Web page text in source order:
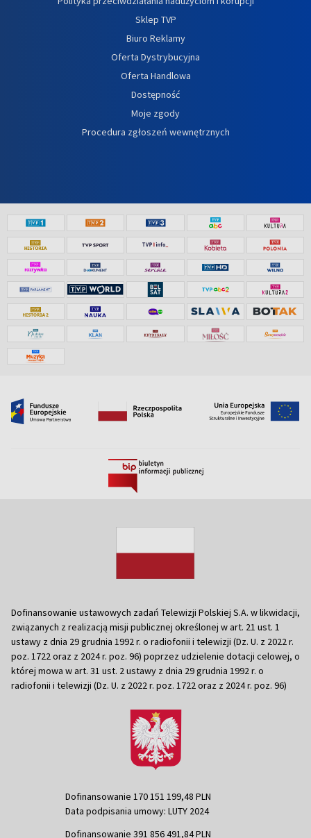
Sklep TVP
Biuro Reklamy
Oferta Dystrybucyjna
Oferta Handlowa
Dostępność
Moje zgody
Procedura zgłoszeń wewnętrznych
Dofinansowanie ustawowych zadań Telewizji Polskiej S.A. w likwidacji,
związanych z realizacją misji publicznej określonej w art. 21 ust. 1
ustawy z dnia 29 grudnia 1992 r. o radiofonii i telewizji (Dz. U. z 2022 r.
poz. 1722 oraz z 2024 r. poz. 96) poprzez udzielenie dotacji celowej, o
której mowa w art. 31 ust. 2 ustawy z dnia 29 grudnia 1992 r. o
radiofonii i telewizji (Dz. U. z 2022 r. poz. 1722 oraz z 2024 r. poz. 96)
Dofinansowanie 170 151 199,48 PLN
Data podpisania umowy: LUTY 2024
Dofinansowanie 391 856 491,84 PLN